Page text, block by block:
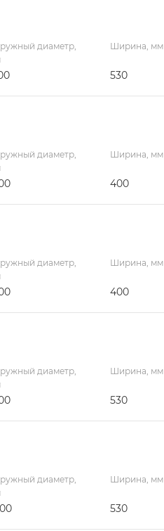
диаметр,
Ширина, мм
530
диаметр,
Ширина, мм
400
диаметр,
Ширина, мм
400
диаметр,
Ширина, мм
530
диаметр,
Ширина, мм
530